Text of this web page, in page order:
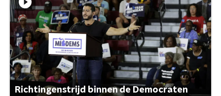
Richtingenstrijd binnen de Democraten